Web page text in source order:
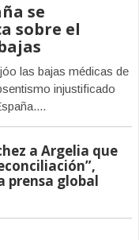
se
sobre el
las bajas médicas de
injustificado
a Argelia que
prensa global